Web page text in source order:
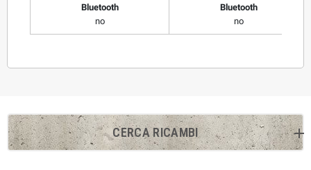
Bluetooth
no
Bluetooth
no
CERCA RICAMBI